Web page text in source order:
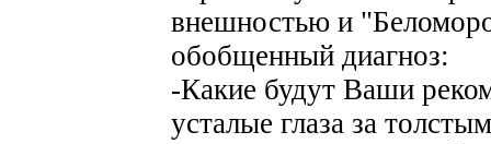
внешностью и
обобщенный диагноз:
-Какие будут Ваши
усталые глаза за